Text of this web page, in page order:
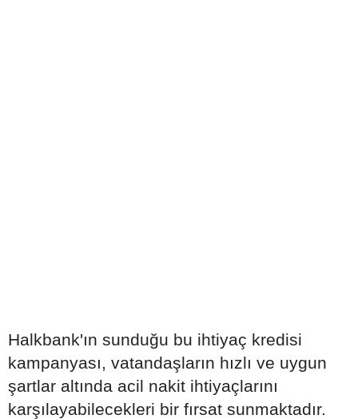
Halkbank'ın sunduğu bu ihtiyaç kredisi
kampanyası, vatandaşların hızlı ve uygun
şartlar altında acil nakit ihtiyaçlarını
karşılayabilecekleri bir fırsat sunmaktadır.